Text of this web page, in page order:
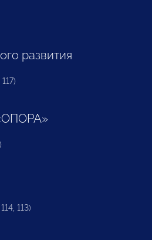
развития
113)